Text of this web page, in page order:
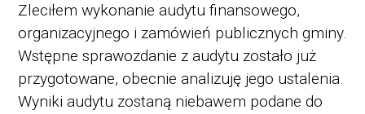
Zleciłem wykonanie audytu finansowego,
organizacyjnego i zamówień publicznych gminy.
Wstępne sprawozdanie z audytu zostało już
przygotowane, obecnie analizuję jego ustalenia.
Wyniki audytu zostaną niebawem podane do